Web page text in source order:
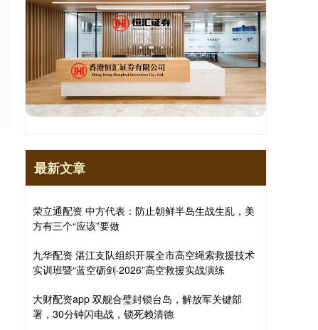
最新文章
荣立通配资 中方代表：防止朝鲜半岛生战生乱，美
方有三个“应该”要做
九华配资 湛江支队组织开展全市高空绳索救援技术
实训班暨“蓝空砺剑·2026”高空救援实战演练
大财配资app 双舰合璧封锁台岛，解放军关键部
署，30分钟闪电战，锁死赖清德